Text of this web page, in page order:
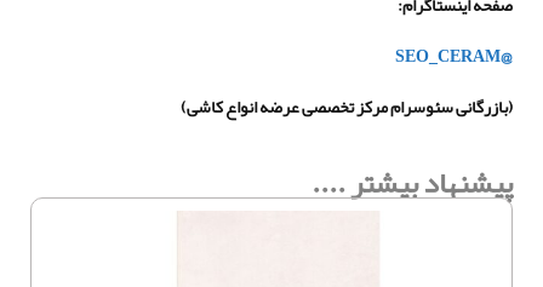
@SEO_CERAM
(بازرگانی سئوسرام مرکز تخصصی عرضه انواع کاشی)
پیشنهاد بیشتر ....